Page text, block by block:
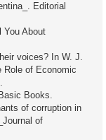
Editorial
You About
voices? In W. J.
Role of Economic
Books.
of corruption in
of